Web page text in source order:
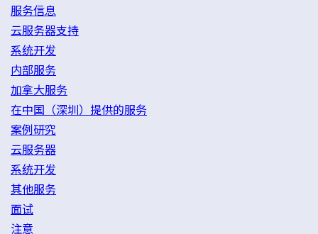
服务信息
云服务器支持
系统开发
内部服务
加拿大服务
在中国（深圳）提供的服务
案例研究
云服务器
系统开发
其他服务
面试
注意